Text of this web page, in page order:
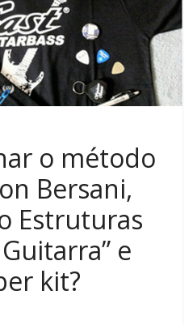
o método
Bersani,
Estruturas
e
kit?